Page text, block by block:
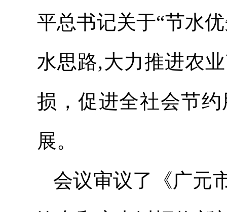
平总书记关于“节水
水思路,大力推进农
损，促进全社会节
展。
会议审议了《广元